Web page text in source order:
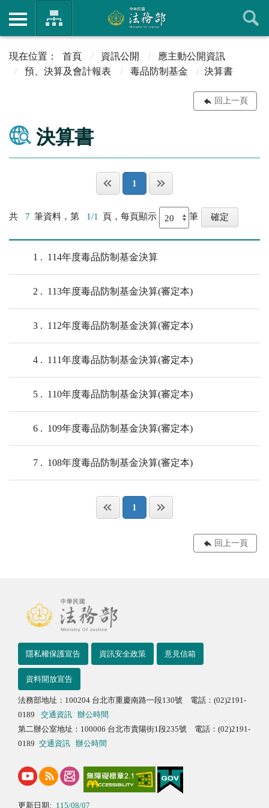
首頁 資訊公開
應主動公開資訊
預、決算及會計報表
毒品防制基金 決算書
回上一頁
決算書
1
共 7 筆資料，第 1/1 頁，每頁顯示 筆
1 114年度毒品防制基金決算
2 113年度毒品防制基金決算(審定本)
3 112年度毒品防制基金決算(審定本)
4 111年度毒品防制基金決算(審定本)
5 110年度毒品防制基金決算(審定本)
6 109年度毒品防制基金決算(審定本)
7 108年度毒品防制基金決算(審定本)
1
回上一頁
隱私權保護宣告 資訊安全政策 意見信箱
資料開放宣告
法務部地址：100204 台北市重慶南路一段130號 電話：(02)2191-
0189
交通資訊
辦公時間
第二辦公室地址：100006 台北市貴陽街1段235號 電話：(02)2191-
0189 交通資訊 辦公時間
更新日期: 115/08/07